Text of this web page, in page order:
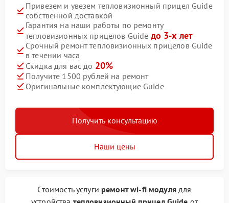
Привезем и увезем тепловизионный прицел Guide
собственной доставкой
Гарантия на наши работы по ремонту
тепловизионных прицелов Guide до 3-х лет
Срочный ремонт тепловизионных прицелов Guide
в течении часа
Скидка для вас до 20%
Получите 1500 рублей на ремонт
Оригинальные комплектующие Guide
Получить консультацию
Наши цены
Стоимость услуги ремонт wi-fi модулядля